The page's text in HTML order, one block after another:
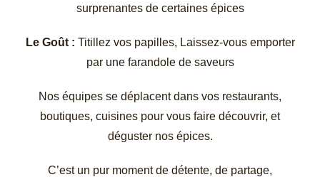
surprenantes de certaines épices
Le Goût : Titillez vos papilles, Laissez-vous emporter
par une farandole de saveurs
Nos équipes se déplacent dans vos restaurants,
boutiques, cuisines pour vous faire découvrir, et
déguster nos épices.
C’est un pur moment de détente, de partage,